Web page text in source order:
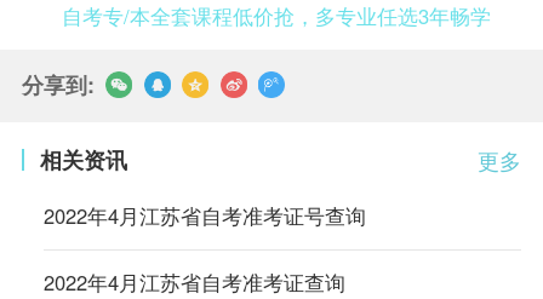
自考专/本全套课程低价抢，多专业任选3年畅学
分享到:
更多
相关资讯
2022年4月江苏省自考准考证号查询
2022年4月江苏省自考准考证查询